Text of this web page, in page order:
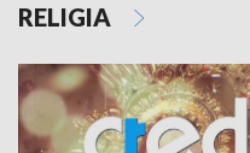
RELIGIA